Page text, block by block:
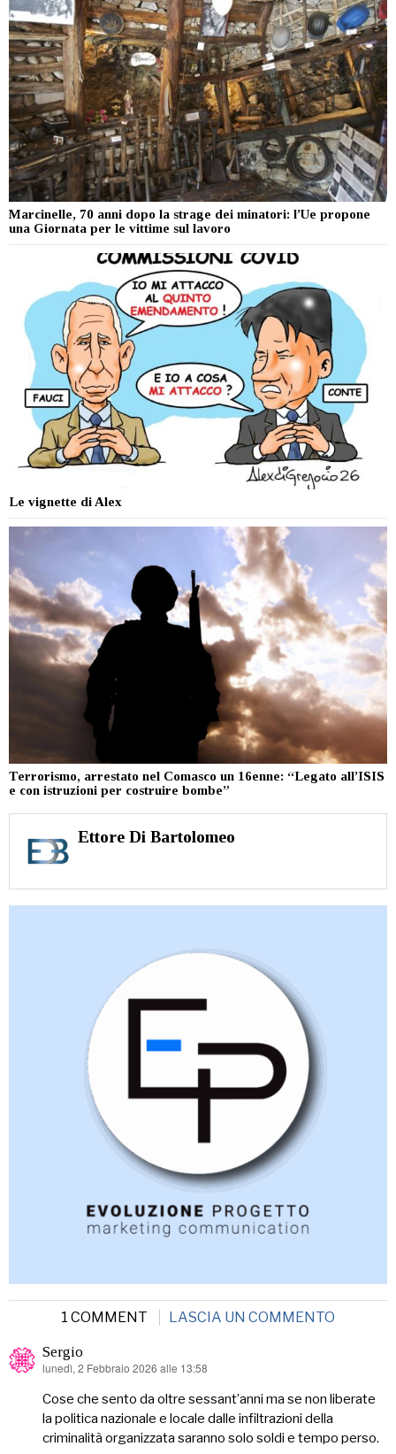
Marcinelle, 70 anni dopo la strage dei minatori: l’Ue propone
una Giornata per le vittime sul lavoro
Le vignette di Alex
Terrorismo, arrestato nel Comasco un 16enne: “Legato all’ISIS
e con istruzioni per costruire bombe”
Ettore Di Bartolomeo
1 COMMENT LASCIA UN COMMENTO
Sergio
ha
lunedì, 2 Febbraio 2026 alle 13:58
Cose che sento da oltre sessant’anni ma se non liberate
la politica nazionale e locale dalle infiltrazioni della
criminalità organizzata saranno solo soldi e tempo perso.